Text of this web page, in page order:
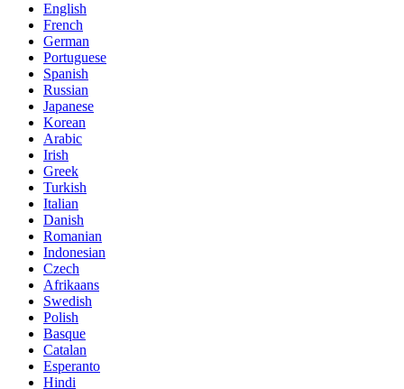
English
French
German
Portuguese
Spanish
Russian
Japanese
Korean
Arabic
Irish
Greek
Turkish
Italian
Danish
Romanian
Indonesian
Czech
Afrikaans
Swedish
Polish
Basque
Catalan
Esperanto
Hindi